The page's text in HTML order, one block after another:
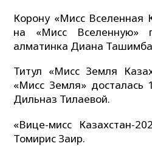
Корону «Мисс Вселенная
на «Мисс Вселенную»
алматинка Диана
Титул «Мисс Земля
«Мисс Земля» досталась
Дильназ Тилаевой.
«Вице-мисс Казахстан-
Томирис Заир.